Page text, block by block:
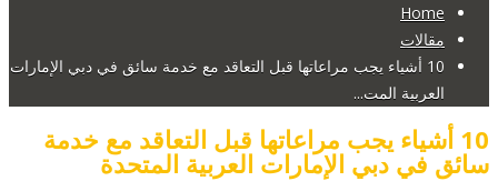
Home
مقالات
10 أشياء يجب مراعاتها قبل التعاقد مع خدمة سائق في دبي الإمارات
العربية المت...
10 أشياء يجب مراعاتها قبل التعاقد مع خدمة
سائق في دبي الإمارات العربية المتحدة